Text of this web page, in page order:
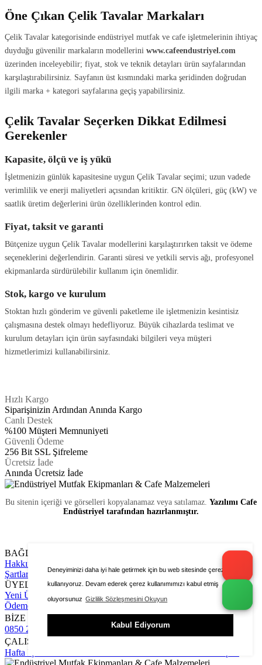
Deneyiminizi daha iyi hale getirmek için bu web sitesinde çerezleri
kullanıyoruz. Devam ederek çerez kullanımımızı kabul etmiş
oluyorsunuz Gizlilik Sözleşmesini Okuyun
Kabul Ediyorum
Öne Çıkan Çelik Tavalar Markaları
Çelik Tavalar kategorisinde endüstriyel mutfak ve cafe işletmelerinin ihtiyaç
duyduğu güvenilir markaların modellerini www.cafeendustriyel.com
üzerinden inceleyebilir; fiyat, stok ve teknik detayları ürün sayfalarından
karşılaştırabilirsiniz. Sayfanın üst kısmındaki marka şeridinden doğrudan
ilgili marka + kategori sayfalarına geçiş yapabilirsiniz.
Çelik Tavalar Seçerken Dikkat Edilmesi
Gerekenler
Kapasite, ölçü ve iş yükü
İşletmenizin günlük kapasitesine uygun Çelik Tavalar seçimi; uzun vadede
verimlilik ve enerji maliyetleri açısından kritiktir. GN ölçüleri, güç (kW) ve
saatlik üretim değerlerini ürün özelliklerinden kontrol edin.
Fiyat, taksit ve garanti
Bütçenize uygun Çelik Tavalar modellerini karşılaştırırken taksit ve ödeme
seçeneklerini değerlendirin. Garanti süresi ve yetkili servis ağı, profesyonel
ekipmanlarda sürdürülebilir kullanım için önemlidir.
Stok, kargo ve kurulum
Stoktan hızlı gönderim ve güvenli paketleme ile işletmenizin kesintisiz
çalışmasına destek olmayı hedefliyoruz. Büyük cihazlarda teslimat ve
kurulum detayları için ürün sayfasındaki bilgileri veya müşteri
hizmetlerimizi kullanabilirsiniz.
Hızlı Kargo
Siparişinizin Ardından Anında Kargo
Canlı Destek
%100 Müşteri Memnuniyeti
Güvenli Ödeme
256 Bit SSL Şifreleme
Ücretsiz İade
Anında Ücretsiz İade
Bu sitenin içeriği ve görselleri kopyalanamaz veya satılamaz. Yazılımı Cafe
Endüstriyel tarafından hazırlanmıştır.
BAĞLANTILAR
Hakkımızda
Şartları
Blog YazılarıFoto GaleriPaket FiyatlarıBize Ulaşın
ÜYELİK
Yeni Üyelik Formu
Üye Girişi Sipariş Takip
Ödeme Bildirimi YapınKarşılaştırma Sayfası
BİZE ULAŞIN
0850 252 04 01
cafeendustriyel@gmail.com
ÇALIŞMA SAATLERİ
Hafta İçi : 9.00 - 18.30